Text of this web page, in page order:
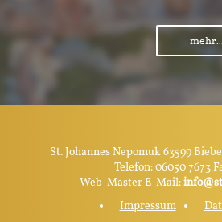
mehr...
St. Johannes Nepomuk 63599
Telefon: 06050 7673
Web-Master E-Mail:
Impressum